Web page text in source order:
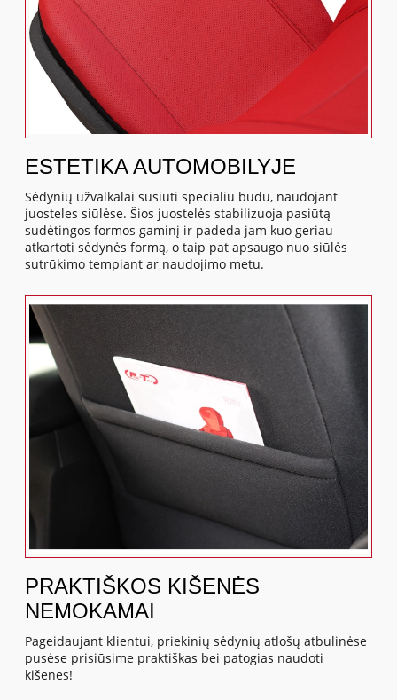
ESTETIKA AUTOMOBILYJE
Sėdynių užvalkalai susiūti specialiu būdu, naudojant
juosteles siūlėse. Šios juostelės stabilizuoja pasiūtą
sudėtingos formos gaminį ir padeda jam kuo geriau
atkartoti sėdynės formą, o taip pat apsaugo nuo siūlės
sutrūkimo tempiant ar naudojimo metu.
PRAKTIŠKOS KIŠENĖS
NEMOKAMAI
Pageidaujant klientui, priekinių sėdynių atlošų atbulinėse
pusėse prisiūsime praktiškas bei patogias naudoti
kišenes!